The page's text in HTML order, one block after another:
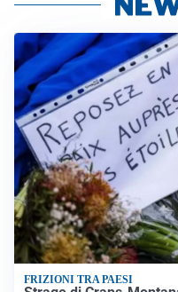
FRIZIONI TRA PAESI